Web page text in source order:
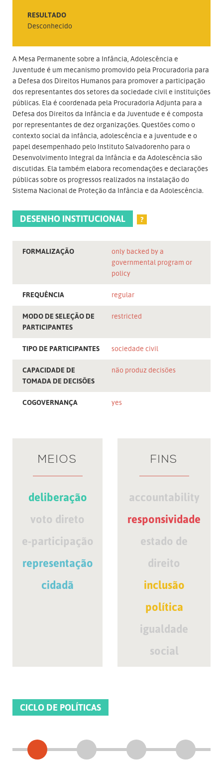
RESULTADO
Desconhecido
A Mesa Permanente sobre a Infância, Adolescência e
Juventude é um mecanismo promovido pela Procuradoria para
a Defesa dos Direitos Humanos para promover a participação
dos representantes dos setores da sociedade civil e instituições
públicas. Ela é coordenada pela Procuradoria Adjunta para a
Defesa dos Direitos da Infância e da Juventude e é composta
por representantes de dez organizações. Questões como o
contexto social da infância, adolescência e a juventude e o
papel desempenhado pelo Instituto Salvadorenho para o
Desenvolvimento Integral da Infância e da Adolescência são
discutidas. Ela também elabora recomendações e declarações
públicas sobre os progressos realizados na instalação do
Sistema Nacional de Proteção da Infância e da Adolescência.
DESENHO INSTITUCIONAL ?
FORMALIZAÇÃO
only backed by a
governmental program or
policy
FREQUÊNCIA regular
MODO DE SELEÇÃO DE
PARTICIPANTES
restricted
TIPO DE PARTICIPANTES sociedade civil
CAPACIDADE DE
TOMADA DE DECISÕES
não produz decisões
COGOVERNANÇA yes
MEIOS
deliberação
voto direto
e-participação
representação
cidadã
FINS
accountability
responsividade
estado de
direito
inclusão
política
igualdade
social
CICLO DE POLÍTICAS